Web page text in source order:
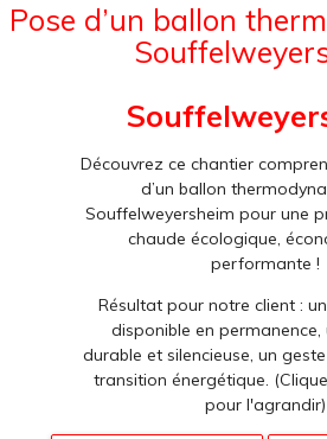
Pose d’un ballon
Découvrez ce chantier
d’un ballon
Souffelweyersheim pour une
chaude écologique,
performante !
Résultat pour notre client :
disponible en permanence,
durable et silencieuse, un
transition énergétique.
pour l'agrandir)